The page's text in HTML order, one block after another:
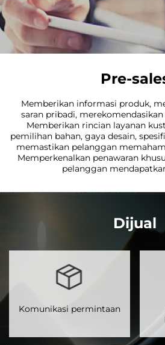
Pre-
Memberikan informasi produk,
saran pribadi,
Memberikan rincian layanan
pemilihan bahan, gaya desain,
memastikan pelanggan
Memperkenalkan penawaran
pelanggan
Dijual
Komunikasi permintaan